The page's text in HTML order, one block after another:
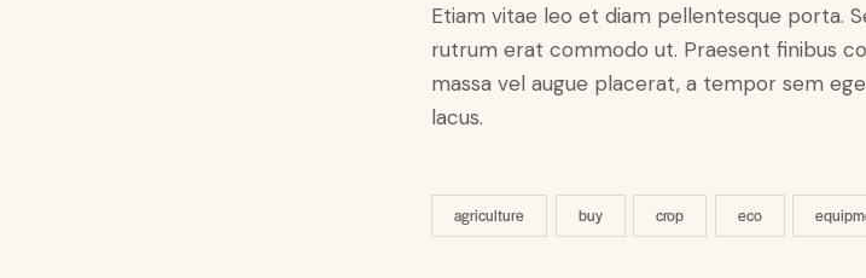
Etiam vitae leo et diam pellentesque porta.
rutrum erat commodo ut. Praesent finibus
massa vel augue placerat, a tempor sem
lacus.
agriculture buy crop eco